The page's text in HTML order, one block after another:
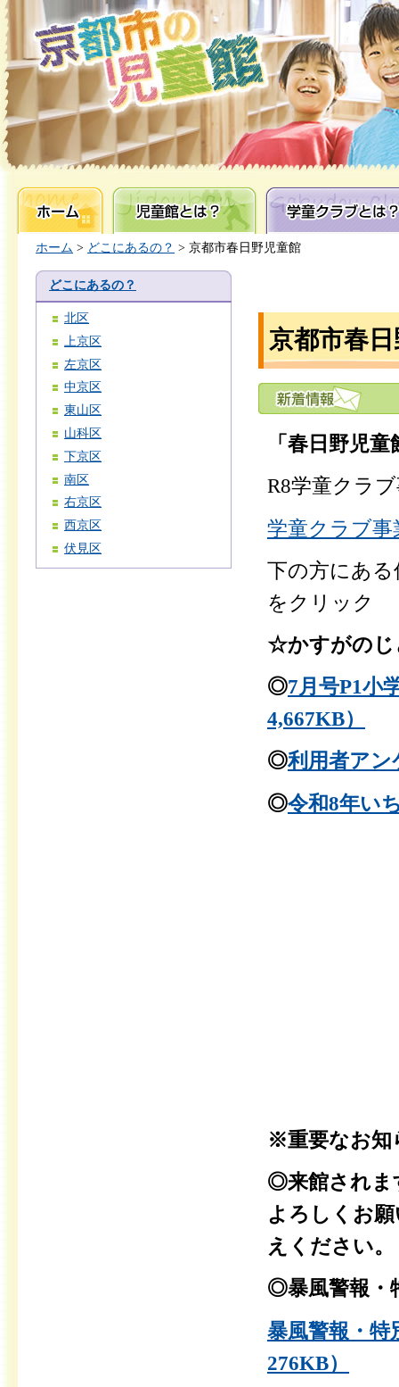
ホーム 児童館とは？ 学童クラブとは？
ホーム > どこにあるの？ > 京都市春日野児童館
どこにあるの？
北区
上京区
左京区
中京区
東山区
山科区
下京区
南区
右京区
西京区
伏見区
京都市春
「春日野児
R8学童クラ
学童クラブ
下の方にあ
をクリック
☆かすがの
◎7月号P1小
4,667KB）
◎利用者アン
◎令和8年い
※重要なお
◎来館されま
よ ろ しくお
えください。
◎暴風警報・
暴風警報・特
276KB）